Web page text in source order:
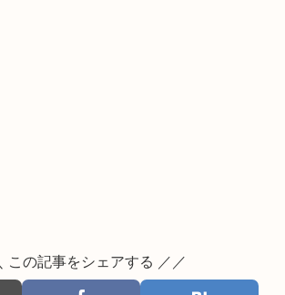
この記事をシェアする ／／